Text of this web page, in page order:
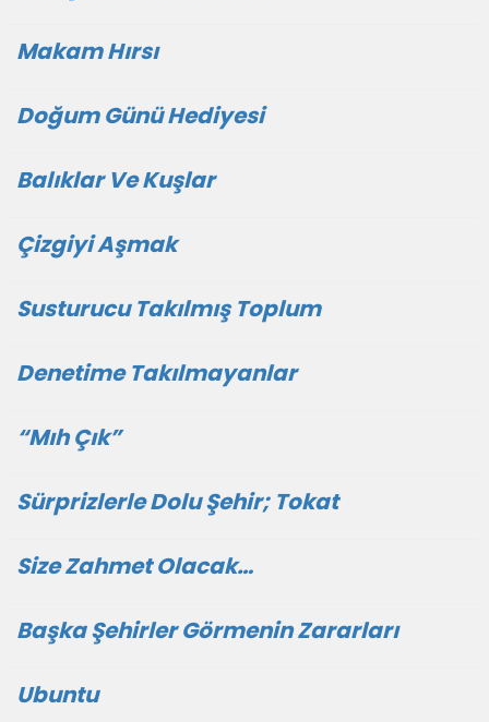
Makam Hırsı
Doğum Günü Hediyesi
Balıklar Ve Kuşlar
Çizgiyi Aşmak
Susturucu Takılmış Toplum
Denetime Takılmayanlar
“Mıh Çık”
Sürprizlerle Dolu Şehir; Tokat
Size Zahmet Olacak…
Başka Şehirler Görmenin Zararları
Ubuntu